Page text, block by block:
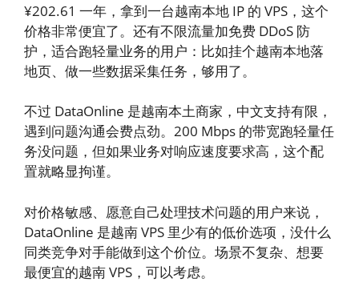
¥202.61 一年，拿到一台越南本地 IP 的 VPS，这个
价格非常便宜了。还有不限流量加免费 DDoS 防
护，适合跑轻量业务的用户：比如挂个越南本地落
地页、做一些数据采集任务，够用了。
不过 DataOnline 是越南本土商家，中文支持有限，
遇到问题沟通会费点劲。200 Mbps 的带宽跑轻量任
务没问题，但如果业务对响应速度要求高，这个配
置就略显拘谨。
对价格敏感、愿意自己处理技术问题的用户来说，
DataOnline 是越南 VPS 里少有的低价选项，没什么
同类竞争对手能做到这个价位。场景不复杂、想要
最便宜的越南 VPS，可以考虑。